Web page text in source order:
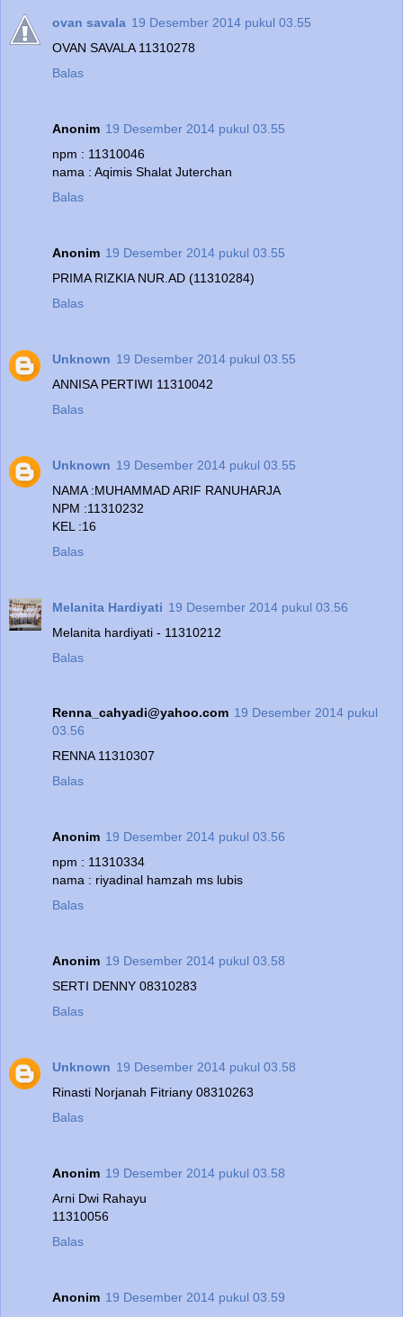
ovan savala 19 Desember 2014 pukul 03.55
OVAN SAVALA 11310278
Balas
Anonim 19 Desember 2014 pukul 03.55
npm : 11310046
nama : Aqimis Shalat Juterchan
Balas
Anonim 19 Desember 2014 pukul 03.55
PRIMA RIZKIA NUR.AD (11310284)
Balas
Unknown 19 Desember 2014 pukul 03.55
ANNISA PERTIWI 11310042
Balas
Unknown 19 Desember 2014 pukul 03.55
NAMA :MUHAMMAD ARIF RANUHARJA
NPM :11310232
KEL :16
Balas
Melanita Hardiyati 19 Desember 2014 pukul 03.56
Melanita hardiyati - 11310212
Balas
Renna_cahyadi@yahoo.com 19 Desember 2014 pukul
03.56
RENNA 11310307
Balas
Anonim 19 Desember 2014 pukul 03.56
npm : 11310334
nama : riyadinal hamzah ms lubis
Balas
Anonim 19 Desember 2014 pukul 03.58
SERTI DENNY 08310283
Balas
Unknown 19 Desember 2014 pukul 03.58
Rinasti Norjanah Fitriany 08310263
Balas
Anonim 19 Desember 2014 pukul 03.58
Arni Dwi Rahayu
11310056
Balas
Anonim 19 Desember 2014 pukul 03.59